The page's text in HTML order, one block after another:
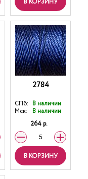
В КОРЗИНУ
2784
СПб: В наличии
Мск:
В наличии
264 р.
В КОРЗИНУ